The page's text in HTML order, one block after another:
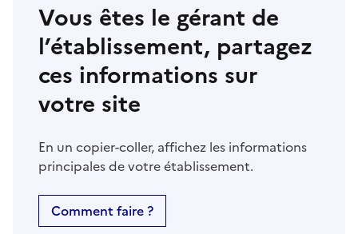
Vous êtes le gérant de
l’établissement, partagez
ces informations sur
votre site
En un copier-coller, affichez les informations
principales de votre établissement.
Comment faire ?